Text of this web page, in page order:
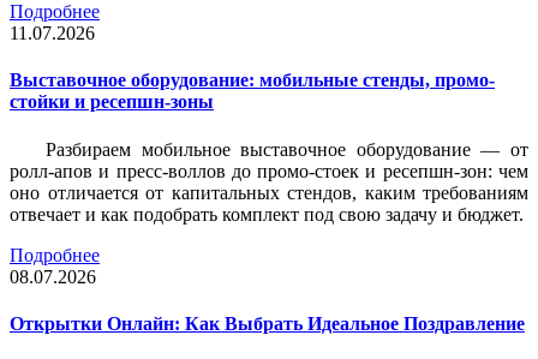
Подробнее
11.07.2026
Выставочное оборудование: мобильные стенды, промо-
стойки и ресепшн-зоны
Разбираем мобильное выставочное оборудование — от
ролл-апов и пресс-воллов до промо-стоек и ресепшн-зон: чем
оно отличается от капитальных стендов, каким требованиям
отвечает и как подобрать комплект под свою задачу и бюджет.
Подробнее
08.07.2026
Открытки Онлайн: Как Выбрать Идеальное Поздравление